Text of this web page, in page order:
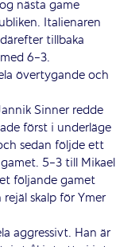
nästa game
Italienaren
tillbaka
6-3.
övertygande och
Sinner redde
först i underläge
sedan följde ett
5-3 till Mikael
följande gamet
skalp för Ymer
aggressivt. Han är